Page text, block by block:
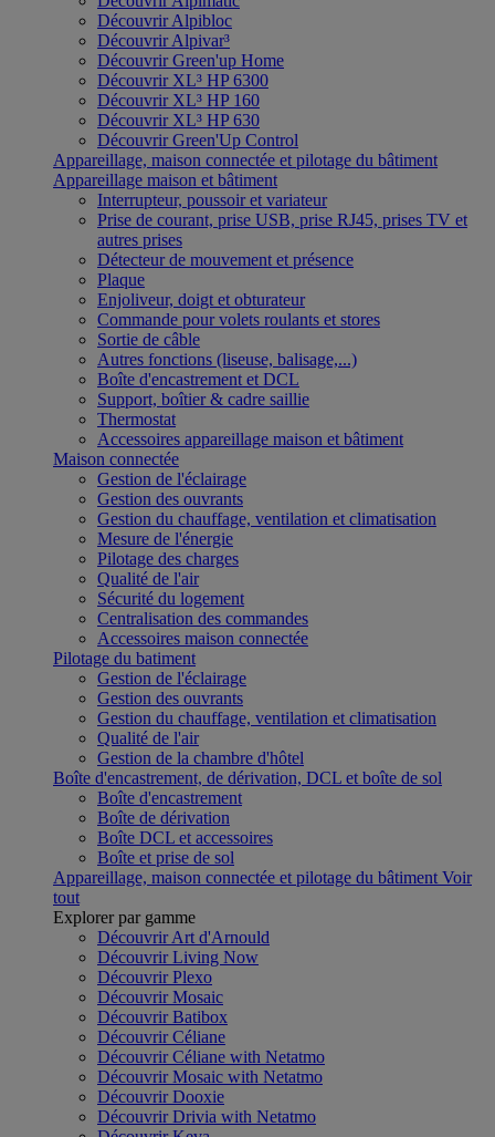
Découvrir Alpibloc
Découvrir Alpivar³
Découvrir Green'up Home
Découvrir XL³ HP 6300
Découvrir XL³ HP 160
Découvrir XL³ HP 630
Découvrir Green'Up Control
Appareillage, maison connectée et pilotage du bâtiment
Appareillage maison et bâtiment
Interrupteur, poussoir et variateur
Prise de courant, prise USB, prise RJ45, prises TV et
autres prises
Détecteur de mouvement et présence
Plaque
Enjoliveur, doigt et obturateur
Commande pour volets roulants et stores
Sortie de câble
Autres fonctions (liseuse, balisage,...)
Boîte d'encastrement et DCL
Support, boîtier & cadre saillie
Thermostat
Accessoires appareillage maison et bâtiment
Maison connectée
Gestion de l'éclairage
Gestion des ouvrants
Gestion du chauffage, ventilation et climatisation
Mesure de l'énergie
Pilotage des charges
Qualité de l'air
Sécurité du logement
Centralisation des commandes
Accessoires maison connectée
Pilotage du batiment
Gestion de l'éclairage
Gestion des ouvrants
Gestion du chauffage, ventilation et climatisation
Qualité de l'air
Gestion de la chambre d'hôtel
Boîte d'encastrement, de dérivation, DCL et boîte de sol
Boîte d'encastrement
Boîte de dérivation
Boîte DCL et accessoires
Boîte et prise de sol
Appareillage, maison connectée et pilotage du bâtiment Voir
tout
Explorer par gamme
Découvrir Art d'Arnould
Découvrir Living Now
Découvrir Plexo
Découvrir Mosaic
Découvrir Batibox
Découvrir Céliane
Découvrir Céliane with Netatmo
Découvrir Mosaic with Netatmo
Découvrir Dooxie
Découvrir Drivia with Netatmo